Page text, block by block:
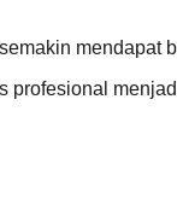
mendapat
profesional